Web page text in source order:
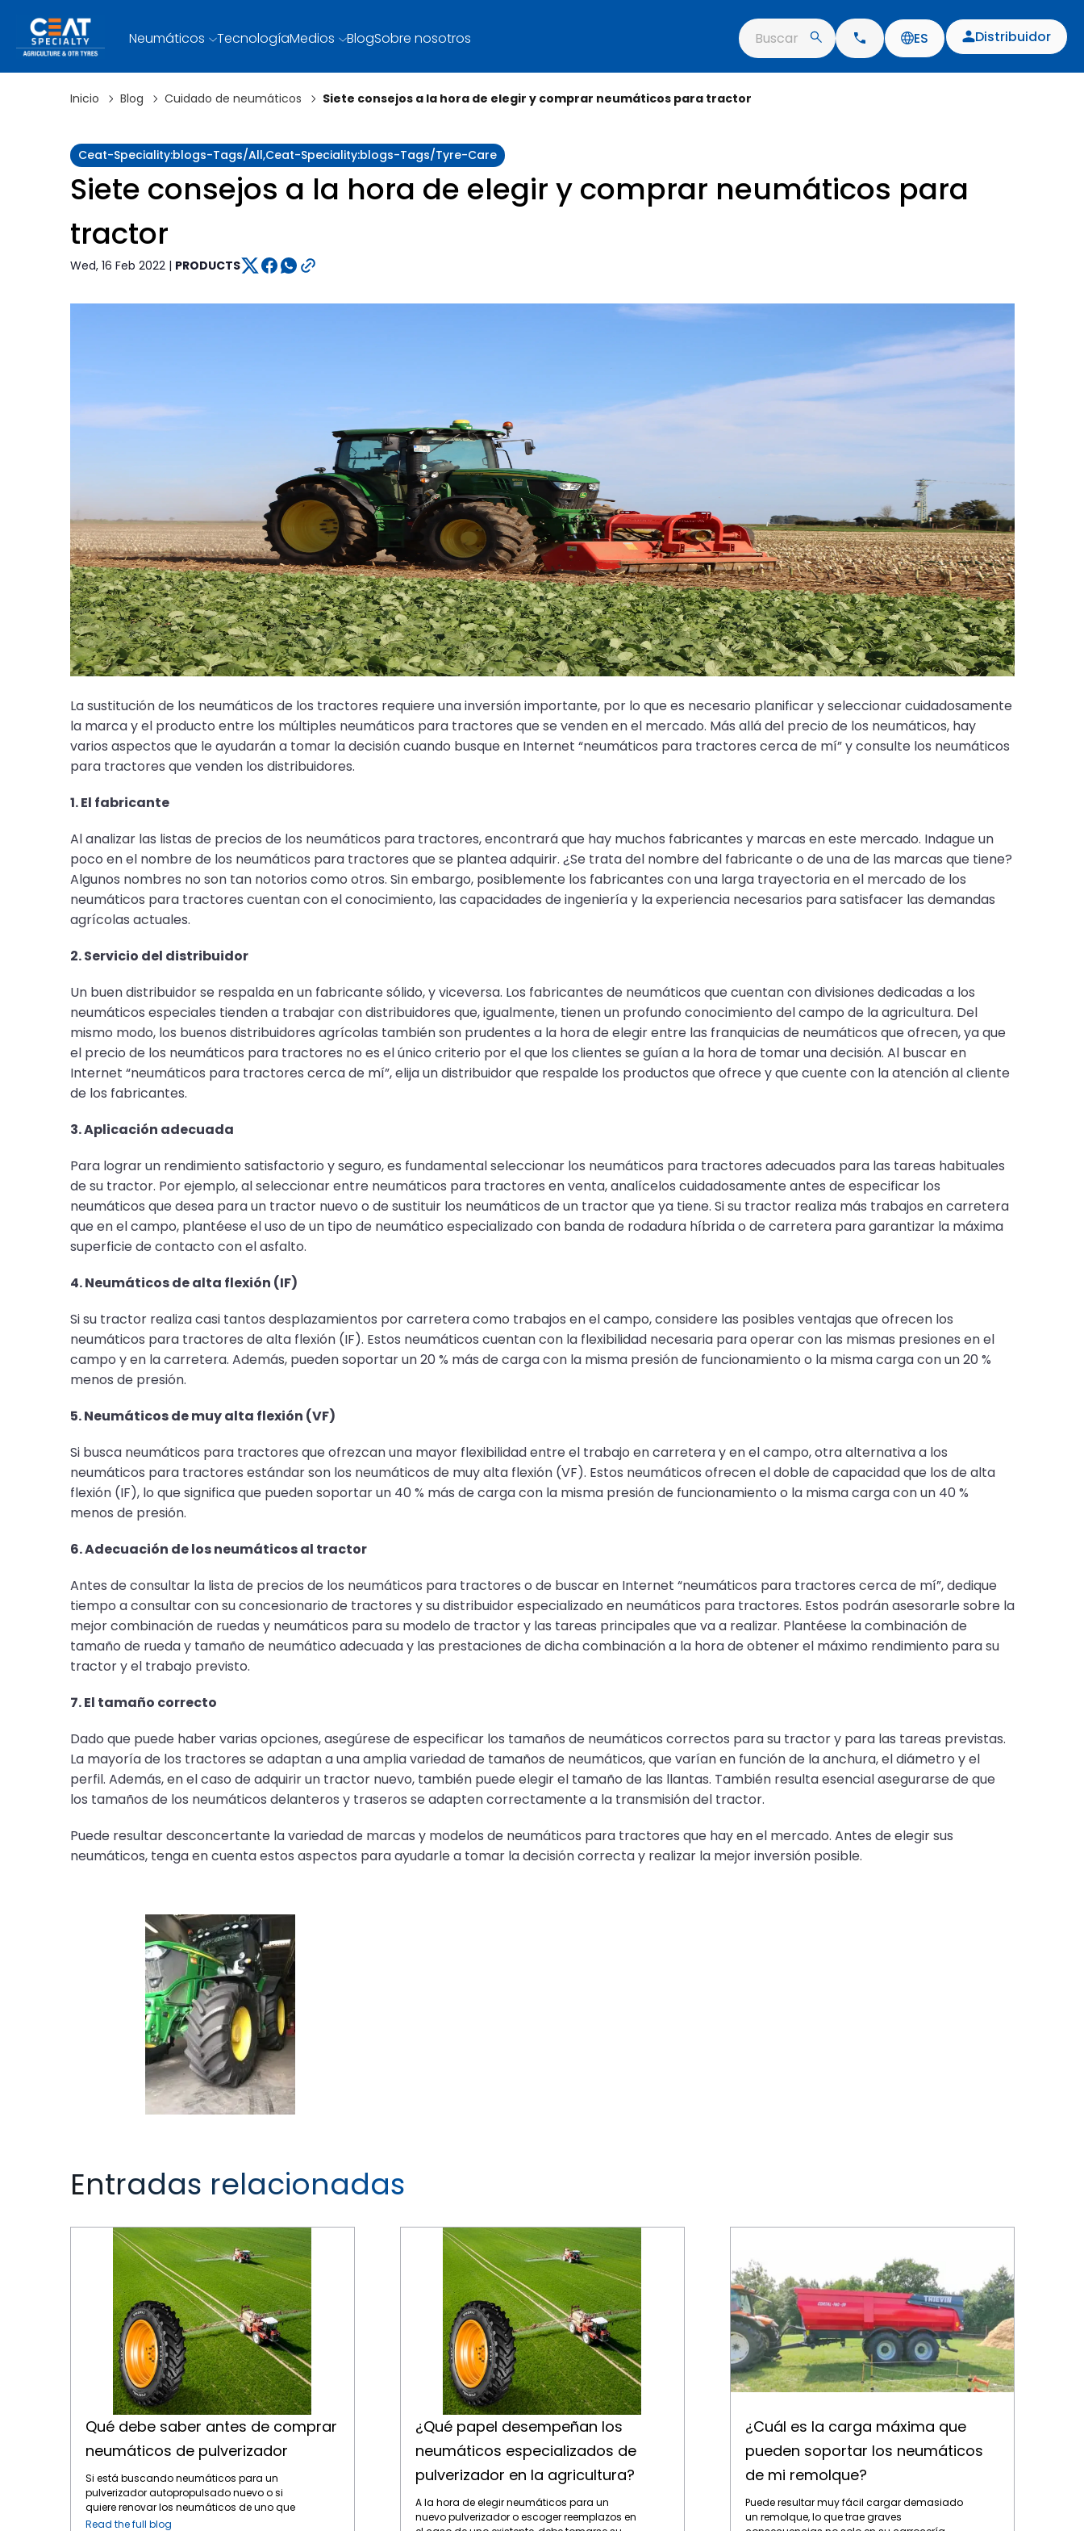
Neumáticos TecnologíaMedios BlogSobre nosotros Buscar ES Distribuidor
Inicio Blog Cuidado de neumáticos Siete consejos a la hora de elegir y comprar neumáticos para tractor
Ceat-Speciality:blogs-Tags/all,ceat-Speciality:blogs-Tags/tyre-Care
Siete consejos a la hora de elegir y comprar neumáticos para
tractor
Wed, 16 Feb 2022 | PRODUCTS
La sustitución de los neumáticos de los tractores requiere una inversión importante, por lo que es necesario planificar y seleccionar cuidadosamente
la marca y el producto entre los múltiples neumáticos para tractores que se venden en el mercado. Más allá del precio de los neumáticos, hay
varios aspectos que le ayudarán a tomar la decisión cuando busque en Internet “neumáticos para tractores cerca de mí” y consulte los neumáticos
para tractores que venden los distribuidores.
1. El fabricante
Al analizar las listas de precios de los neumáticos para tractores, encontrará que hay muchos fabricantes y marcas en este mercado. Indague un
poco en el nombre de los neumáticos para tractores que se plantea adquirir. ¿Se trata del nombre del fabricante o de una de las marcas que tiene?
Algunos nombres no son tan notorios como otros. Sin embargo, posiblemente los fabricantes con una larga trayectoria en el mercado de los
neumáticos para tractores cuentan con el conocimiento, las capacidades de ingeniería y la experiencia necesarios para satisfacer las demandas
agrícolas actuales.
2. Servicio del distribuidor
Un buen distribuidor se respalda en un fabricante sólido, y viceversa. Los fabricantes de neumáticos que cuentan con divisiones dedicadas a los
neumáticos especiales tienden a trabajar con distribuidores que, igualmente, tienen un profundo conocimiento del campo de la agricultura. Del
mismo modo, los buenos distribuidores agrícolas también son prudentes a la hora de elegir entre las franquicias de neumáticos que ofrecen, ya que
el precio de los neumáticos para tractores no es el único criterio por el que los clientes se guían a la hora de tomar una decisión. Al buscar en
Internet “neumáticos para tractores cerca de mí”, elija un distribuidor que respalde los productos que ofrece y que cuente con la atención al cliente
de los fabricantes.
3. Aplicación adecuada
Para lograr un rendimiento satisfactorio y seguro, es fundamental seleccionar los neumáticos para tractores adecuados para las tareas habituales
de su tractor. Por ejemplo, al seleccionar entre neumáticos para tractores en venta, analícelos cuidadosamente antes de especificar los
neumáticos que desea para un tractor nuevo o de sustituir los neumáticos de un tractor que ya tiene. Si su tractor realiza más trabajos en carretera
que en el campo, plantéese el uso de un tipo de neumático especializado con banda de rodadura híbrida o de carretera para garantizar la máxima
superficie de contacto con el asfalto.
4. Neumáticos de alta flexión (IF)
Si su tractor realiza casi tantos desplazamientos por carretera como trabajos en el campo, considere las posibles ventajas que ofrecen los
neumáticos para tractores de alta flexión (IF). Estos neumáticos cuentan con la flexibilidad necesaria para operar con las mismas presiones en el
campo y en la carretera. Además, pueden soportar un 20 % más de carga con la misma presión de funcionamiento o la misma carga con un 20 %
menos de presión.
5. Neumáticos de muy alta flexión (VF)
Si busca neumáticos para tractores que ofrezcan una mayor flexibilidad entre el trabajo en carretera y en el campo, otra alternativa a los
neumáticos para tractores estándar son los neumáticos de muy alta flexión (VF). Estos neumáticos ofrecen el doble de capacidad que los de alta
flexión (IF), lo que significa que pueden soportar un 40 % más de carga con la misma presión de funcionamiento o la misma carga con un 40 %
menos de presión.
6. Adecuación de los neumáticos al tractor
Antes de consultar la lista de precios de los neumáticos para tractores o de buscar en Internet “neumáticos para tractores cerca de mí”, dedique
tiempo a consultar con su concesionario de tractores y su distribuidor especializado en neumáticos para tractores. Estos podrán asesorarle sobre la
mejor combinación de ruedas y neumáticos para su modelo de tractor y las tareas principales que va a realizar. Plantéese la combinación de
tamaño de rueda y tamaño de neumático adecuada y las prestaciones de dicha combinación a la hora de obtener el máximo rendimiento para su
tractor y el trabajo previsto.
7. El tamaño correcto
Dado que puede haber varias opciones, asegúrese de especificar los tamaños de neumáticos correctos para su tractor y para las tareas previstas.
La mayoría de los tractores se adaptan a una amplia variedad de tamaños de neumáticos, que varían en función de la anchura, el diámetro y el
perfil. Además, en el caso de adquirir un tractor nuevo, también puede elegir el tamaño de las llantas. También resulta esencial asegurarse de que
los tamaños de los neumáticos delanteros y traseros se adapten correctamente a la transmisión del tractor.
Puede resultar desconcertante la variedad de marcas y modelos de neumáticos para tractores que hay en el mercado. Antes de elegir sus
neumáticos, tenga en cuenta estos aspectos para ayudarle a tomar la decisión correcta y realizar la mejor inversión posible.
Entradas relacionadas
Qué debe saber antes de comprar
neumáticos de pulverizador
Si está buscando neumáticos para un
pulverizador autopropulsado nuevo o si
quiere renovar los neumáticos de uno que
ya posee, hay ciertos aspectos que debe
Read the full blog
¿Qué papel desempeñan los
neumáticos especializados de
pulverizador en la agricultura?
A la hora de elegir neumáticos para un
nuevo pulverizador o escoger reemplazos en
¿Cuál es la carga máxima que
pueden soportar los neumáticos
de mi remolque?
Puede resultar muy fácil cargar demasiado
un remolque, lo que trae graves